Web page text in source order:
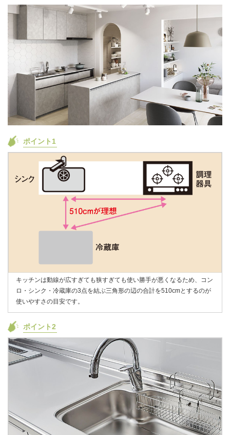
ポイント1
キッチンは動線が広すぎても狭すぎても使い勝手が悪くなるため、コン
ロ・シンク・冷蔵庫の3点を結ぶ三角形の辺の合計を510cmとするのが
使いやすさの目安です。
ポイント2